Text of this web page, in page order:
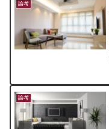
論考
論考